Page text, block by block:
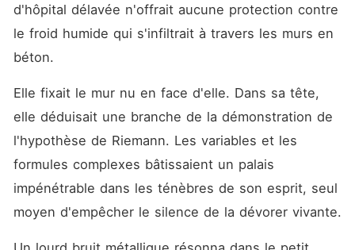
simplement ordonné de
cacher les ecchymoses sous
une épaisse couche de
lorsqu'Ella a subtilement
enquête policière pour
prouver la vérité, Ashlyn
s'est jetée au sol en hurlant,
la faisant de nouveau passer
L'homme qui lui avait juré de
la protéger la regardait
désormais avec un mépris
d'hôpital délavée n'offrait aucune protection contre
le froid humide qui s'infiltrait à travers les murs en
béton.
Elle fixait le mur nu en face d'elle. Dans sa tête,
elle déduisait une branche de la démonstration de
l'hypothèse de Riemann. Les variables et les
formules complexes bâtissaient un palais
impénétrable dans les ténèbres de son esprit, seul
moyen d'empêcher le silence de la dévorer vivante.